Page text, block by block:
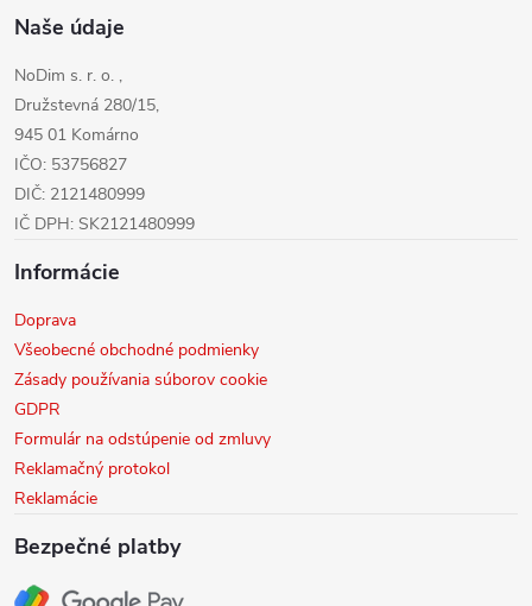
e
Naše údaje
NoDim s. r. o. ,
Družstevná 280/15,
945 01 Komárno
IČO: 53756827
DIČ: 2121480999
IČ DPH: SK2121480999
Informácie
Doprava
Všeobecné obchodné podmienky
Zásady používania súborov cookie
GDPR
Formulár na odstúpenie od zmluvy
Reklamačný protokol
Reklamácie
Bezpečné platby